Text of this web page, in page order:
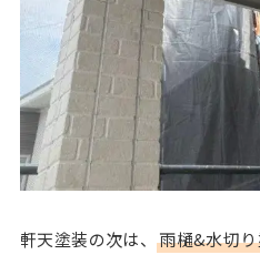
軒天塗装の次は、雨樋&水切